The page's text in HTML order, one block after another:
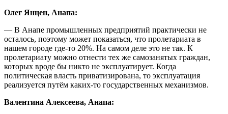
Олег Янцен, Анапа:
— В Анапе промышленных предприятий практически не
осталось, поэтому может показаться, что пролетариата в
нашем городе где-то 20%. На самом деле это не так. К
пролетариату можно отнести тех же самозанятых граждан,
которых вроде бы никто не эксплуатирует. Когда
политическая власть приватизирована, то эксплуатация
реализуется путём каких-то государственных механизмов.
Валентина Алексеева, Анапа: